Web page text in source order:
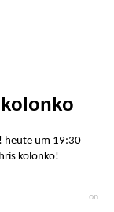
heute um 19:30
kolonko!
on